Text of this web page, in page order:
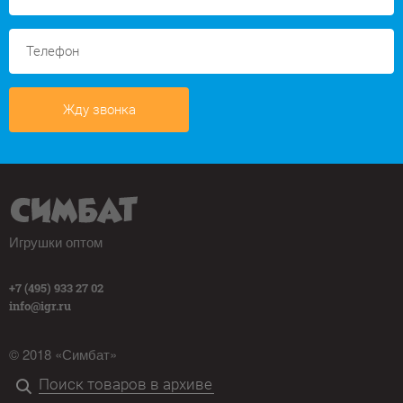
Жду звонка
Игрушки оптом
+7 (495) 933 27 02
info@igr.ru
© 2018 «Симбат»